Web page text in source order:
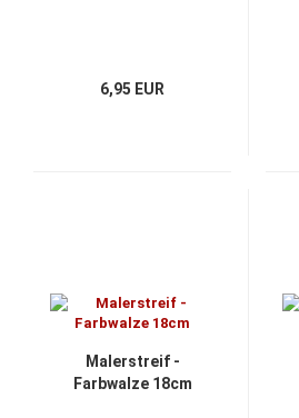
6,95 EUR
Malerstreif -
Farbwalze 18cm